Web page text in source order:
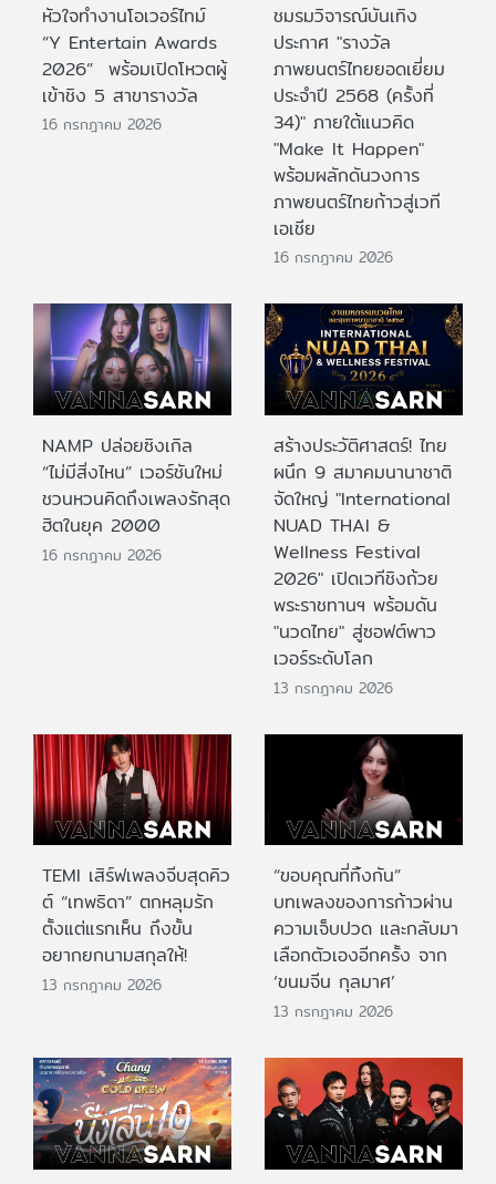
หัวใจทำงานโอเวอร์ไทม์
“Y Entertain Awards
2026” พร้อมเปิดโหวตผู้
เข้าชิง 5 สาขารางวัล
16 กรกฎาคม 2026
ชมรมวิจารณ์บันเทิง
ประกาศ "รางวัล
ภาพยนตร์ไทยยอดเยี่ยม
ประจําปี 2568 (ครั้งที่
34)" ภายใต้แนวคิด
"Make It Happen"
พร้อมผลักดันวงการ
ภาพยนตร์ไทยก้าวสู่เวที
เอเชีย
16 กรกฎาคม 2026
NAMP ปล่อยซิงเกิล
“ไม่มีสิ่งไหน” เวอร์ชันใหม่
ชวนหวนคิดถึงเพลงรักสุด
ฮิตในยุค 2000
16 กรกฎาคม 2026
สร้างประวัติศาสตร์! ไทย
ผนึก 9 สมาคมนานาชาติ
จัดใหญ่ "International
NUAD THAI &
Wellness Festival
2026" เปิดเวทีชิงถ้วย
พระราชทานฯ พร้อมดัน
"นวดไทย" สู่ซอฟต์พาว
เวอร์ระดับโลก
13 กรกฎาคม 2026
TEMI เสิร์ฟเพลงจีบสุดคิว
ต์ “เทพธิดา” ตกหลุมรัก
ตั้งแต่แรกเห็น ถึงขั้น
อยากยกนามสกุลให้!
13 กรกฎาคม 2026
“ขอบคุณที่ทิ้งกัน”
บทเพลงของการก้าวผ่าน
ความเจ็บปวด และกลับมา
เลือกตัวเองอีกครั้ง จาก
‘ขนมจีน กุลมาศ’
13 กรกฎาคม 2026